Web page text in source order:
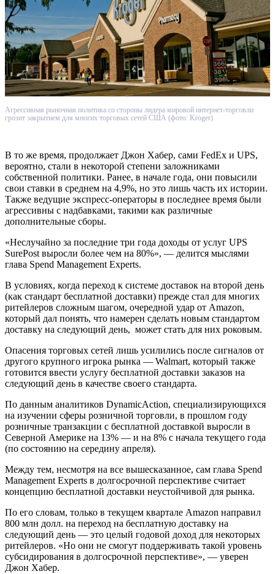
Агрессивная рыночная политика со стороны лидера мировой интернет-торговли
грозит закрытием для многих торговых сетей США (фото: Kroger)
В то же время, продолжает Джон Хабер, сами FedEx и UPS,
вероятно, стали в некоторой степени заложниками
собственной политики. Ранее, в начале года, они повысили
свои ставки в среднем на 4,9%, но это лишь часть их истории.
Также ведущие экспресс-операторы в последнее время были
агрессивны с надбавками, такими как различные
дополнительные сборы.
«Неслучайно за последние три года доходы от услуг UPS
SurePost выросли более чем на 80%», — делится мыслями
глава Spend Management Experts.
В условиях, когда переход к системе доставок на второй день
(как стандарт бесплатной доставки) прежде стал для многих
ритейлеров сложным шагом, очередной удар от Amazon,
который дал понять, что намерен сделать новым стандартом
доставку на следующий день, может стать для них роковым.
Опасения торговых сетей лишь усилились после сигналов от
другого крупного игрока рынка — Walmart, который также
готовится ввести услугу бесплатной доставки заказов на
следующий день в качестве своего стандарта.
По данным аналитиков DynamicAction, специализирующихся
на изучении сферы розничной торговли, в прошлом году
розничные транзакции с бесплатной доставкой выросли в
Северной Америке на 13% — и на 8% с начала текущего года
(по состоянию на середину апреля).
Между тем, несмотря на все вышесказанное, сам глава Spend
Management Experts в долгосрочной перспективе считает
концепцию бесплатной доставки неустойчивой для рынка.
По его словам, только в текущем квартале Amazon направил
800 млн долл. на переход на бесплатную доставку на
следующий день — это целый годовой доход для некоторых
ритейлеров. «Но они не смогут поддерживать такой уровень
субсидирования в долгосрочной перспективе», — уверен
Джон Хабер.